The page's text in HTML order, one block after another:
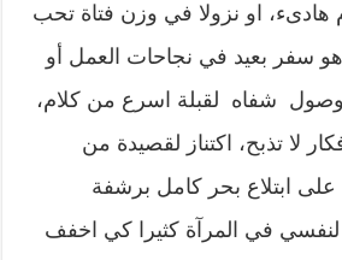
هادىء، او نزولا في وزن فتاة تحب
هو سفر بعيد في نجاحات العمل أو
وصول شفاه لقبلة اسرع من كلام،
لا تذبح، اكتناز لقصيدة من
ابتلاع بحر كامل برشفة
في المرآة كثيرا كي اخفف